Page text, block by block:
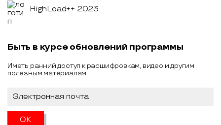
HighLoad++ 2023
Быть в курсе обновлений программы
Иметь ранний доступ к расшифровкам, видео и другим
полезным материалам.